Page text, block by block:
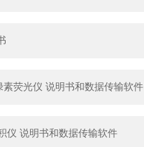
素荧光仪 说明书和数据传输软件
仪 说明书和数据传输软件